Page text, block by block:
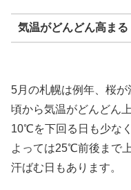
気温がどんどん高まる
5月の札幌は例年、桜
頃から気温がどんどん
10℃を下回る日も少な
よっては25℃前後まで
汗ばむ日もあります。